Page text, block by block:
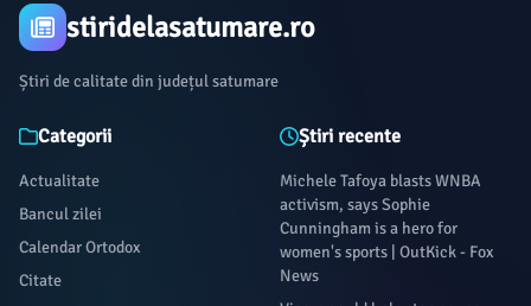
stiridelasatumare.ro
Știri de calitate din județul satumare
Categorii
Actualitate
Bancul zilei
Calendar Ortodox
Citate
Știri recente
Michele Tafoya blasts WNBA
activism, says Sophie
Cunningham is a hero for
women's sports | OutKick - Fox
News